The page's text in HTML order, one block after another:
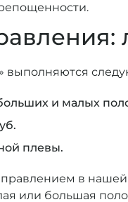
выполняются
и малых
плевы.
в нашей
или большая